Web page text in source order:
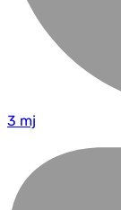
3 mj